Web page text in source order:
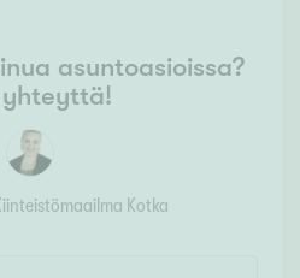
asuntoasioissa?
Kotka